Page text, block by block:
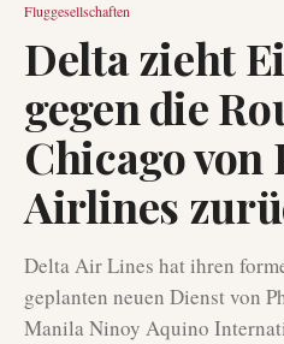
Fluggesellschaften
Delta zieht
gegen die
Chicago
Airlines
Delta Air Lines hat ihren
geplanten neuen Dienst von
Manila Ninoy Aquino